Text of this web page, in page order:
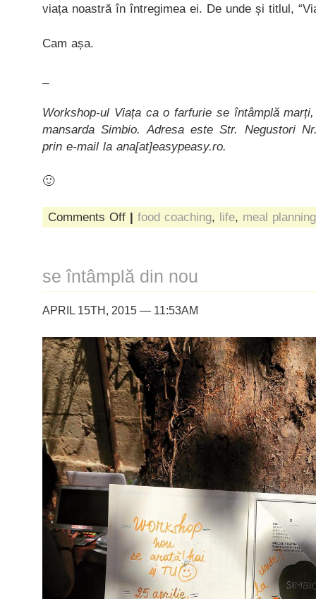
viața noastră în întregimea ei. De unde și titlul,
Cam așa.
Workshop-ul Viața ca o farfurie se întâmplă
mansarda Simbio. Adresa este Str. Negustori
prin e-mail la ana[at]easypeasy.ro.
🙂
Comments Offon
viața
| food coaching, life, meal planning
se întâmplă din nou
APRIL 15TH, 2015 — 11:53AM